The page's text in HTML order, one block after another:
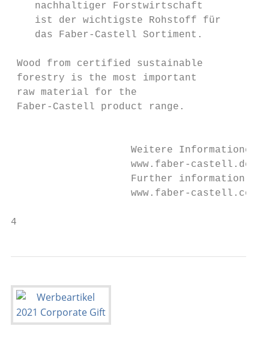
nachhaltiger Forstwirtschaft
ist der wichtigste Rohstoff für
das Faber-Castell Sortiment.
Wood from certified sustainable
forestry is the most important
raw material for the
Faber-Castell product range.
Weitere Informationen
www.faber-castell.de/
Further information
www.faber-castell.com/
4